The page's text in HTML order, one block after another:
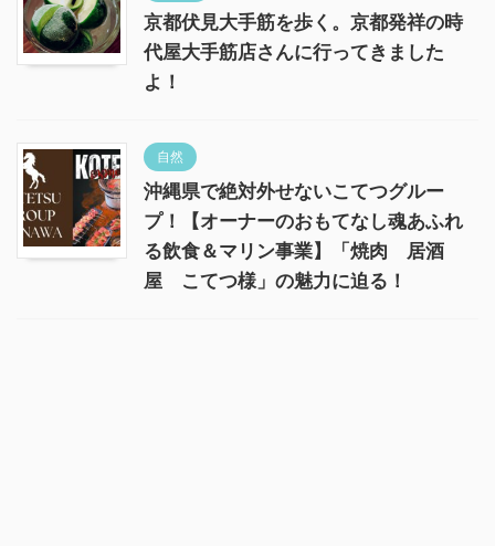
京都伏見大手筋を歩く。京都発祥の時
代屋大手筋店さんに行ってきました
よ！
自然
沖縄県で絶対外せないこてつグルー
プ！【オーナーのおもてなし魂あふれ
る飲食＆マリン事業】「焼肉 居酒
屋 こてつ様」の魅力に迫る！